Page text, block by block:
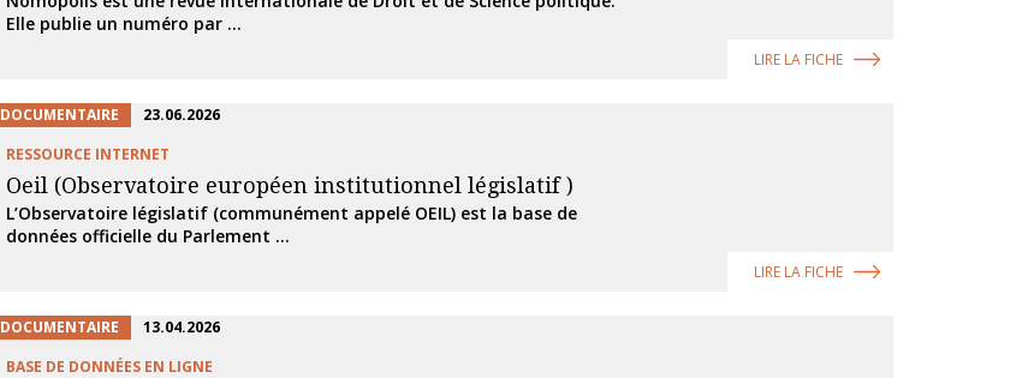
Elle publie un numéro par ...
LIRE LA FICHE
DOCUMENTAIRE
23.06.2026
RESSOURCE INTERNET
Oeil (Observatoire européen institutionnel législatif )
L’Observatoire législatif (communément appelé OEIL) est la base de
données officielle du Parlement ...
LIRE LA FICHE
DOCUMENTAIRE
13.04.2026
BASE DE DONNÉES EN LIGNE